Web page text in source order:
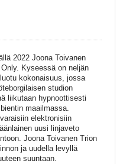
2022 Joona Toivanen
Kyseessä on neljän
kokonaisuus, jossa
studion
liikutaan hypnoottisesti
maailmassa.
elektronisiin
uusi linjaveto
Joona Toivanen Trion
ja uudella levyllä
suuntaan.